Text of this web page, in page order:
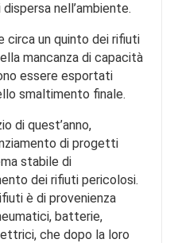
nell’ambiente.
circa un quinto dei rifiuti
mancanza di capacità
essere esportati
smaltimento finale.
di quest’anno,
di progetti
stabile di
dei rifiuti pericolosi.
è di provenienza
batterie,
che dopo la loro